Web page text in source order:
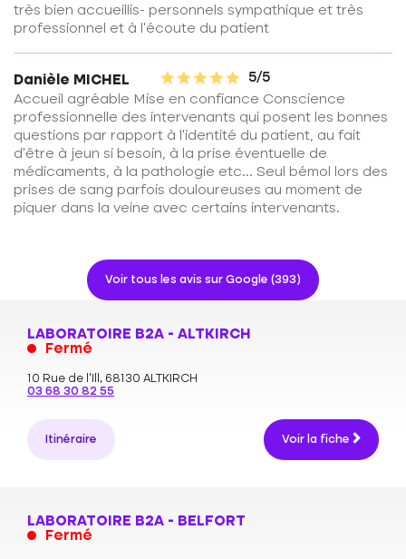
très bien accueillis- personnels sympathique et très
professionnel et à l'écoute du patient
Danièle MICHEL
5/5
Accueil agréable Mise en confiance Conscience
professionnelle des intervenants qui posent les bonnes
questions par rapport à l'identité du patient, au fait
d'être à jeun si besoin, à la prise éventuelle de
médicaments, à la pathologie etc... Seul bémol lors des
prises de sang parfois douloureuses au moment de
piquer dans la veine avec certains intervenants.
Voir tous les avis sur Google (393)
LABORATOIRE B2A - ALTKIRCH
Fermé
10 Rue de l'Ill, 68130 ALTKIRCH
03 68 30 82 55
Itinéraire Voir la fiche
LABORATOIRE B2A - BELFORT
Fermé